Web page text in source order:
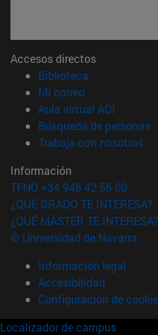
Accesos directos
Biblioteca
Mi correo(abre en
Aula virtual ADI
Búsqueda de personas
Trabaja con nosotros
Información
TFNO +34 948 42 56 00
¿QUÉ GRADO TE INTERESA?
¿QUÉ MÁSTER TE INTERESA?
© Universidad de Navarra
Información legal
Accesibilidad
Configuración de
Localizador de campus